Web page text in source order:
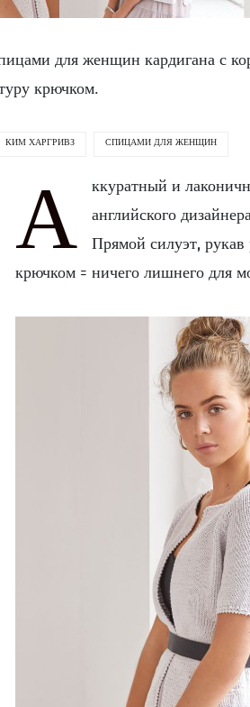
для женщин кардигана с
крючком.
КИМ ХАРГРИВЗ СПИЦАМИ ДЛЯ ЖЕНЩИН
А
ккуратный и
английского
Прямой силуэт, рукав
крючком = ничего лишнего для